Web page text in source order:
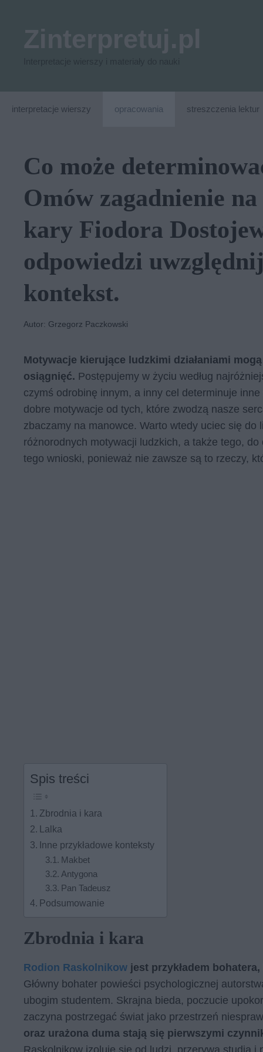
interpretacje wierszy opracowania streszczenia lektur
Co może
Omów zagadnienie
kary Fiodora
odpowiedzi
kontekst.
Autor: Grzegorz Paczkowski
Motywacje kierujące ludzkimi działaniami
osiągnięć. Postępujemy w życiu według
czymś odrobinę innym, a inny cel determinuje
dobre motywacje od tych, które zwodzą nasze
zbaczamy na manowce. Warto wtedy uciec się do
różnorodnych motywacji ludzkich, a także tego,
tego wnioski, ponieważ nie zawsze są to rzeczy,
Spis treści
Zbrodnia i kara
Lalka
Inne przykładowe konteksty
Makbet
Antygona
Pan Tadeusz
Podsumowanie
Zbrodnia i kara
Rodion Raskolnikow jest przykładem
Główny bohater powieści psychologicznej
ubogim studentem. Skrajna bieda, poczucie
zaczyna postrzegać świat jako przestrzeń
oraz urażona duma stają się pierwszymi
Raskolnikow izoluje się od ludzi, przerywa studia